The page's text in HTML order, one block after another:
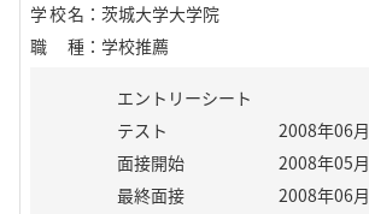
学校名 ： 茨城大学大学院
職種 ： 学校推薦
エントリーシート
テスト
2008年06月
面接開始
2008年05月
最終面接
2008年06月